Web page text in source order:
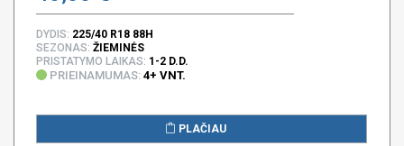
DYDIS: 225/40 R18 88H
SEZONAS: ŽIEMINĖS
PRISTATYMO LAIKAS: 1-2 D.D.
PRIEINAMUMAS: 4+ VNT.
PLAČIAU